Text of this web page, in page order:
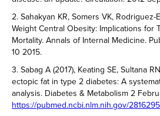
2. Sahakyan KR, Somers VK,
Weight Central Obesity: Implications for
Mortality. Annals of Internal Medicine.
10 2015.
3. Sabag A (2017), Keating SE, Sultana
ectopic fat in type 2 diabetes: A
analysis. Diabetes & Metabolism 2
https://pubmed.ncbi.nlm.nih.gov/